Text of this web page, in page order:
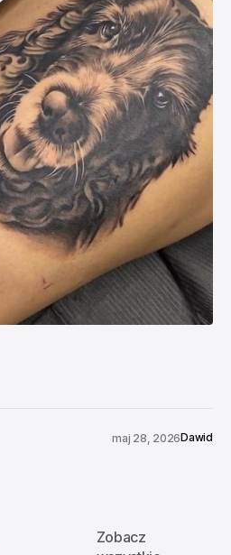
maj 28, 2026Dawid
Zobacz